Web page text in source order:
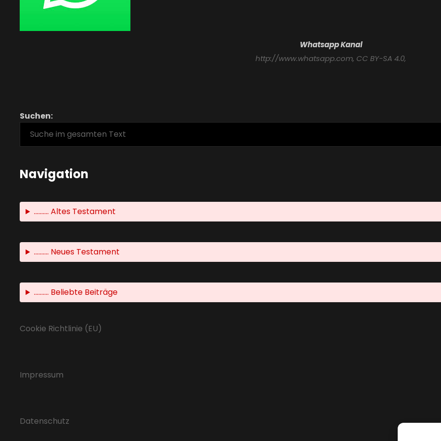
Whatsapp Kanal
http://www.whatsapp.com, CC BY-SA 4.0,
Suchen:
Navigation
.......... Altes Testament
.......... Neues Testament
.......... Beliebte Beiträge
Cookie Richtlinie (EU)
Impressum
Datenschutz